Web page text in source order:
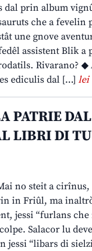
dal prin album
che a fevelin
une gnove
assistent Blik a
Rivarano?
ediculis dal […] lei
PATRIE
LIBRI DI
no steit a
in Friûl, ma
jessi “furlans
Salacor lu
jessi “libars di